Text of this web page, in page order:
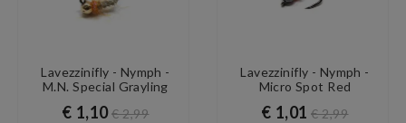
Lavezzinifly - Nymph -
M.N. Special Grayling
€ 1,10€ 2,99
Lavezzinifly - Nymph -
Micro Spot Red
€ 1,01€ 2,99